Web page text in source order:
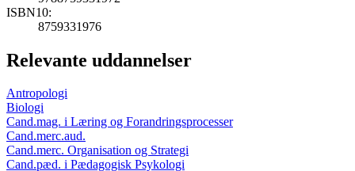
ISBN10:
8759331976
Relevante uddannelser
Antropologi
Biologi
Cand.mag. i Læring og Forandringsprocesser
Cand.merc.aud.
Cand.merc. Organisation og Strategi
Cand.pæd. i Pædagogisk Psykologi